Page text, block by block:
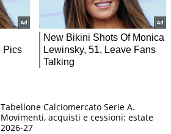
Tabellone Calciomercato Serie A.
Movimenti, acquisti e cessioni: estate
2026-27